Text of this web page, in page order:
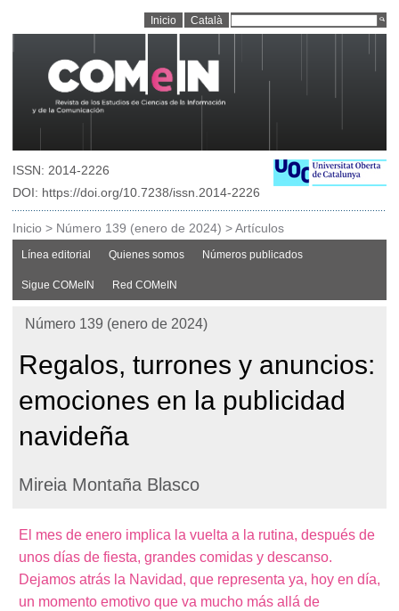
Inicio Català
ISSN: 2014-2226
DOI: https://doi.org/10.7238/issn.2014-2226
Inicio > Número 139 (enero de 2024) >Artículos
Línea editorial Quienes somos Números publicados
Sigue COMeIN Red COMeIN
Número 139 (enero de 2024)
Regalos, turrones y anuncios:
emociones en la publicidad
navideña
Mireia Montaña Blasco
El mes de enero implica la vuelta a la rutina, después de
unos días de fiesta, grandes comidas y descanso.
Dejamos atrás la Navidad, que representa ya, hoy en día,
un momento emotivo que va mucho más allá de